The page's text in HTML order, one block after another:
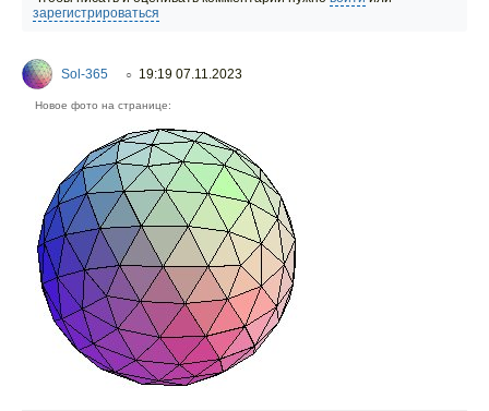
зарегистрироваться
Sol-365 ○ 19:19 07.11.2023
Новое фото на странице: